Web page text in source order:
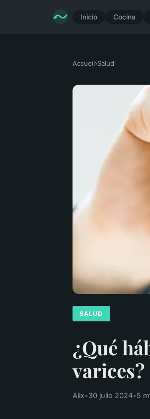
Inicio Cocina
Accueil›Salud
SALUD
¿Qué
varices?
Alix•30 julio 2024•5